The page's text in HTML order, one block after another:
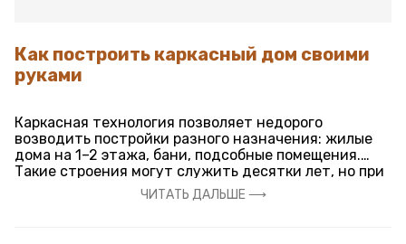
Как построить каркасный дом своими
руками
Каркасная технология позволяет недорого
возводить постройки разного назначения: жилые
дома на 1–2 этажа, бани, подсобные помещения.
Такие строения могут служить десятки лет, но при
этом дешевы. В отличие от других типов домов,
построить каркасный дом можно самостоятельно,
ЧИТАТЬ ДАЛЬШЕ ⟶